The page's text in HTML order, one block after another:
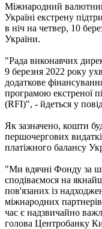
Міжнародний
Україні екстрену
в ніч на четвер, 10
України.
"Рада виконавчих
9 березня 2022 року
додаткове
програмою екстреної
(RFI)", - йдеться у
Як зазначено, кошти
першочергових
платіжного балансу
"Ми вдячні Фонду за
сподіваємося на
пов'язаних із
міжнародних
час є надзвичайно
голова Центробанку